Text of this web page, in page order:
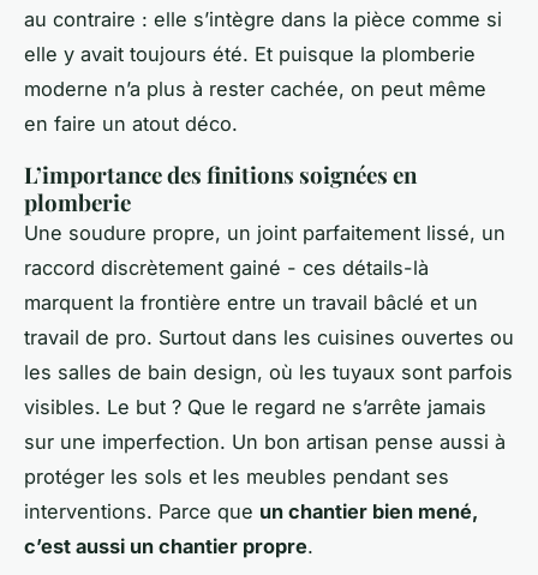
au contraire : elle s’intègre dans la pièce comme si
elle y avait toujours été. Et puisque la plomberie
moderne n’a plus à rester cachée, on peut même
en faire un atout déco.
L’importance des finitions soignées en
plomberie
Une soudure propre, un joint parfaitement lissé, un
raccord discrètement gainé - ces détails-là
marquent la frontière entre un travail bâclé et un
travail de pro. Surtout dans les cuisines ouvertes ou
les salles de bain design, où les tuyaux sont parfois
visibles. Le but ? Que le regard ne s’arrête jamais
sur une imperfection. Un bon artisan pense aussi à
protéger les sols et les meubles pendant ses
interventions. Parce que un chantier bien mené,
c’est aussi un chantier propre.